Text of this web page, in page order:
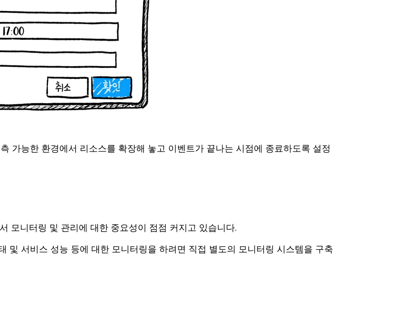
가능한 환경에서 리소스를 확장해 놓고 이벤트가 끝나는 시점에 종료하도록 설정
모니터링 및 관리에 대한 중요성이 점점 커지고 있습니다.
및 서비스 성능 등에 대한 모니터링을 하려면 직접 별도의 모니터링 시스템을 구축